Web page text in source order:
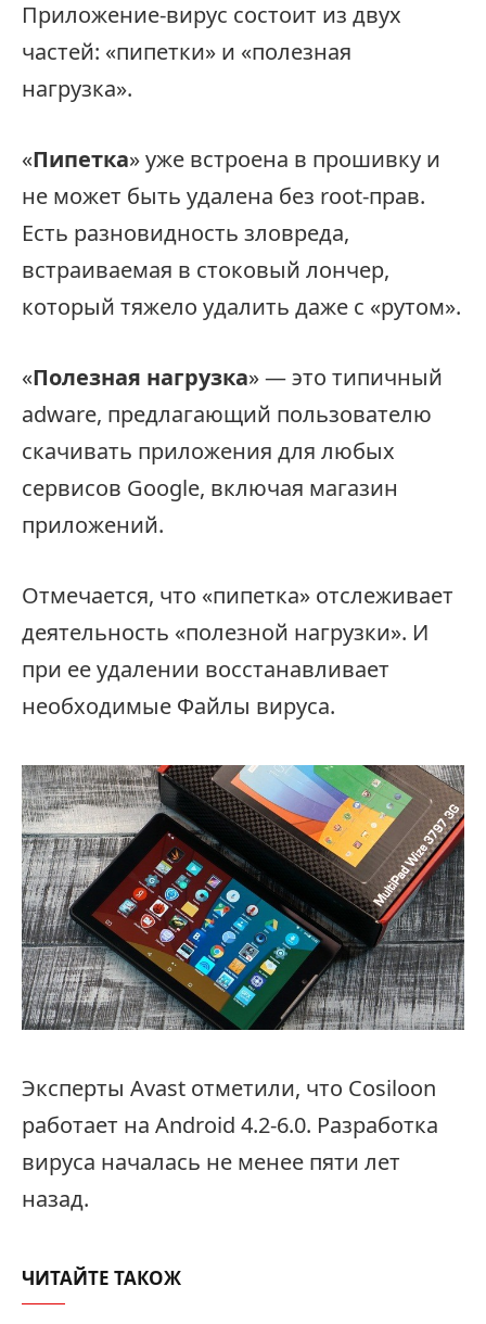
Приложение-вирус состоит из двух
частей: «пипетки» и «полезная
нагрузка».
«Пипетка» уже встроена в прошивку и
не может быть удалена без root-прав.
Есть разновидность зловреда,
встраиваемая в стоковый лончер,
который тяжело удалить даже с «рутом».
«Полезная нагрузка» — это типичный
adware, предлагающий пользователю
скачивать приложения для любых
сервисов Google, включая магазин
приложений.
Отмечается, что «пипетка» отслеживает
деятельность «полезной нагрузки». И
при ее удалении восстанавливает
необходимые Файлы вируса.
Эксперты Avast отметили, что Cosiloon
работает на Android 4.2-6.0. Разработка
вируса началась не менее пяти лет
назад.
ЧИТАЙТЕ ТАКОЖ